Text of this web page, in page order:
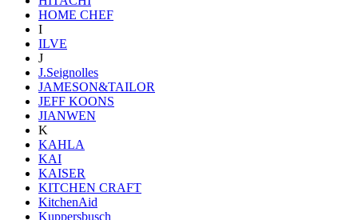
HOME CHEF
I
ILVE
J
J.Seignolles
JAMESON&TAILOR
JEFF KOONS
JIANWEN
K
KAHLA
KAI
KAISER
KITCHEN CRAFT
KitchenAid
Kuppersbusch